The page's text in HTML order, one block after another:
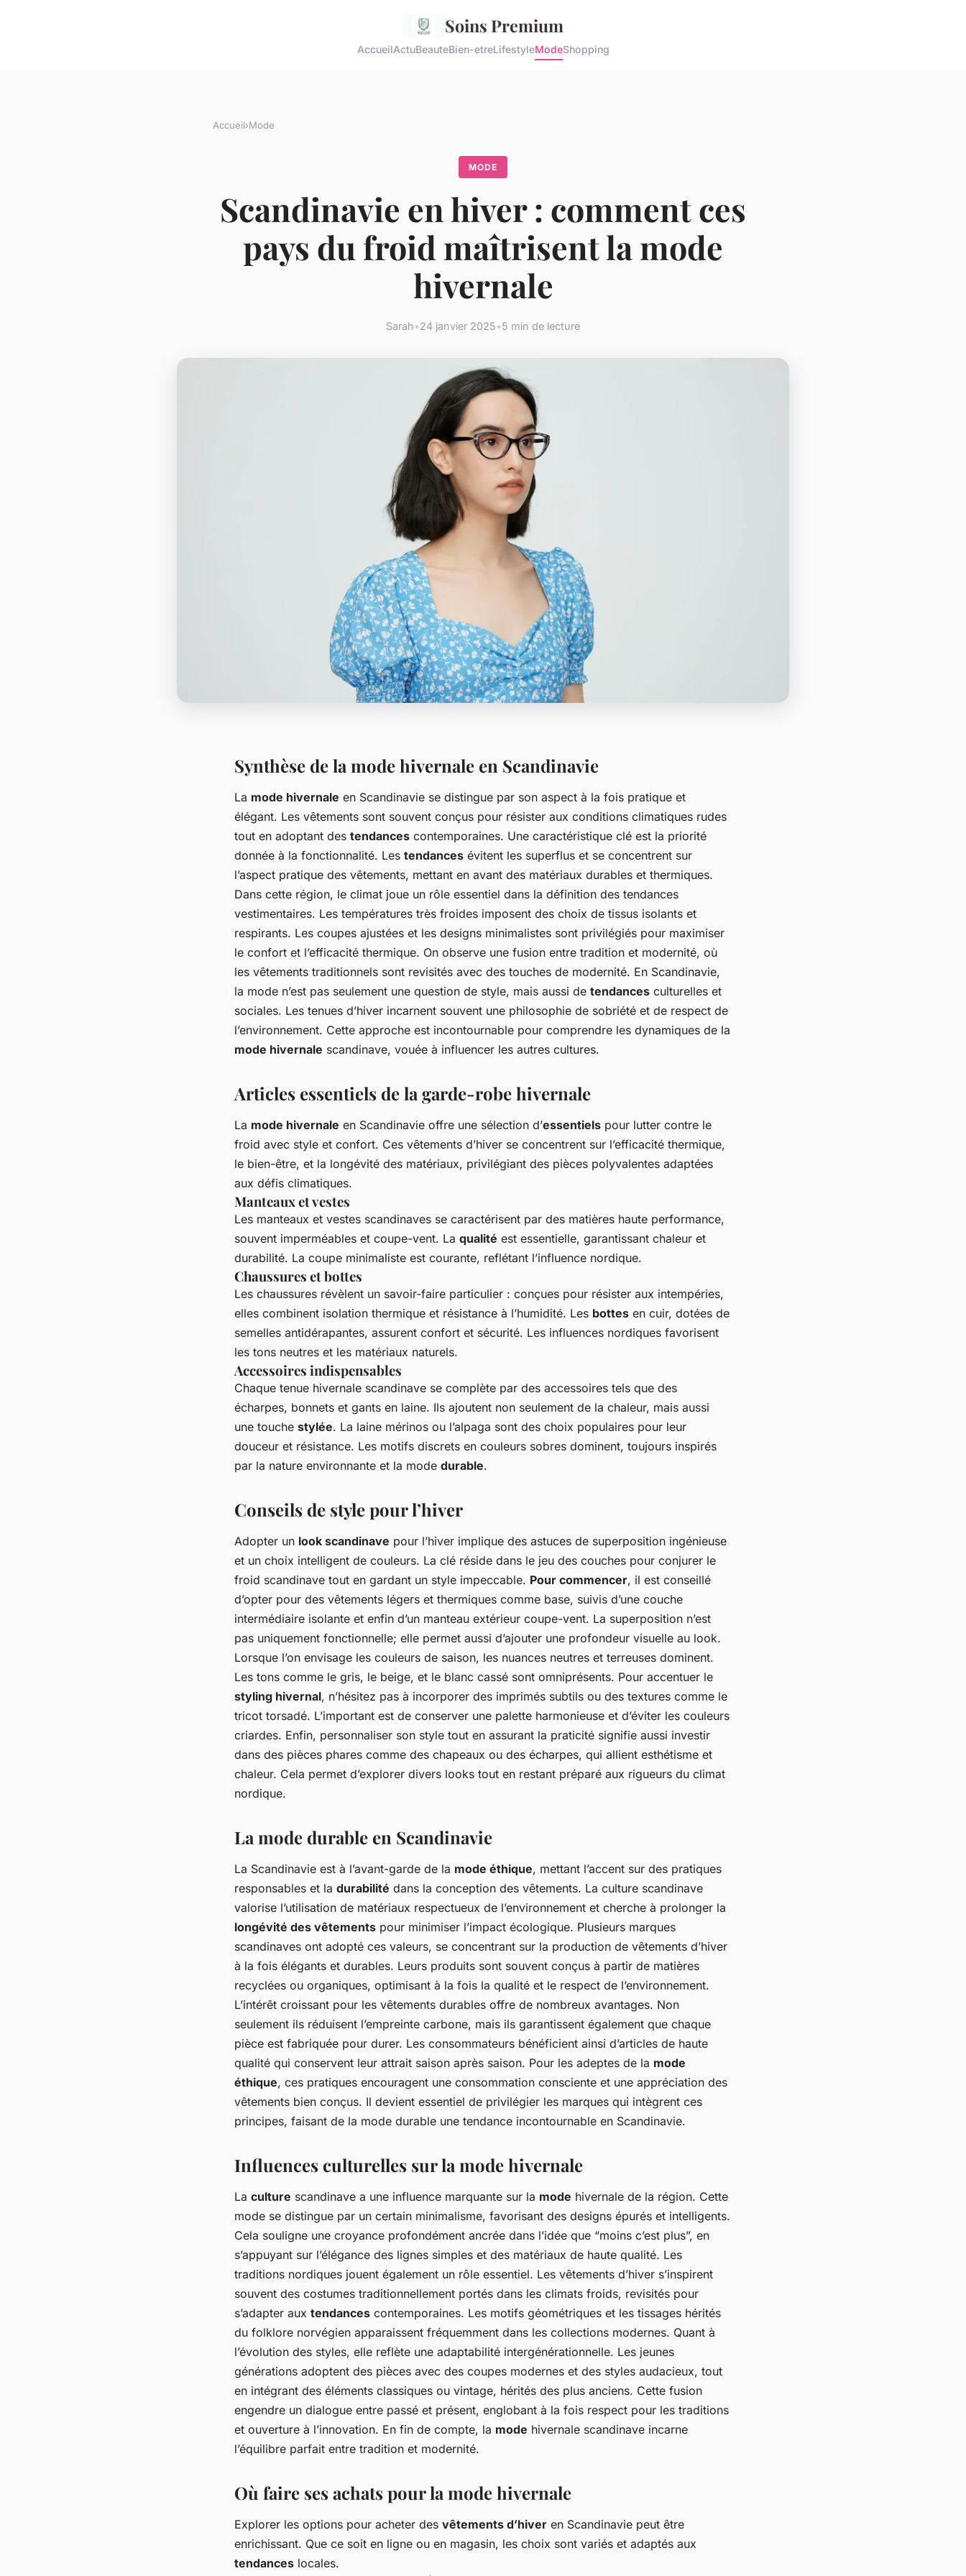
Soins Premium
AccueilActuBeauteBien-etreLifestyleModeShopping
Accueil›Mode
MODE
Scandinavie en hiver : comment ces
pays du froid maîtrisent la mode
hivernale
Sarah•24 janvier 2025•5 min de lecture
Synthèse de la mode hivernale en Scandinavie
La mode hivernale en Scandinavie se distingue par son aspect à la fois pratique et
élégant. Les vêtements sont souvent conçus pour résister aux conditions climatiques rudes
tout en adoptant des tendances contemporaines. Une caractéristique clé est la priorité
donnée à la fonctionnalité. Les tendances évitent les superflus et se concentrent sur
l’aspect pratique des vêtements, mettant en avant des matériaux durables et thermiques.
Dans cette région, le climat joue un rôle essentiel dans la définition des tendances
vestimentaires. Les températures très froides imposent des choix de tissus isolants et
respirants. Les coupes ajustées et les designs minimalistes sont privilégiés pour maximiser
le confort et l’efficacité thermique. On observe une fusion entre tradition et modernité, où
les vêtements traditionnels sont revisités avec des touches de modernité. En Scandinavie,
la mode n’est pas seulement une question de style, mais aussi de tendances culturelles et
sociales. Les tenues d’hiver incarnent souvent une philosophie de sobriété et de respect de
l’environnement. Cette approche est incontournable pour comprendre les dynamiques de la
mode hivernale scandinave, vouée à influencer les autres cultures.
Articles essentiels de la garde-robe hivernale
La mode hivernale en Scandinavie offre une sélection d’essentiels pour lutter contre le
froid avec style et confort. Ces vêtements d’hiver se concentrent sur l’efficacité thermique,
le bien-être, et la longévité des matériaux, privilégiant des pièces polyvalentes adaptées
aux défis climatiques.
Manteaux et vestes
Les manteaux et vestes scandinaves se caractérisent par des matières haute performance,
souvent imperméables et coupe-vent. La qualité est essentielle, garantissant chaleur et
durabilité. La coupe minimaliste est courante, reflétant l’influence nordique.
Chaussures et bottes
Les chaussures révèlent un savoir-faire particulier : conçues pour résister aux intempéries,
elles combinent isolation thermique et résistance à l’humidité. Les bottes en cuir, dotées de
semelles antidérapantes, assurent confort et sécurité. Les influences nordiques favorisent
les tons neutres et les matériaux naturels.
Accessoires indispensables
Chaque tenue hivernale scandinave se complète par des accessoires tels que des
écharpes, bonnets et gants en laine. Ils ajoutent non seulement de la chaleur, mais aussi
une touche stylée. La laine mérinos ou l’alpaga sont des choix populaires pour leur
douceur et résistance. Les motifs discrets en couleurs sobres dominent, toujours inspirés
par la nature environnante et la mode durable.
Conseils de style pour l’hiver
Adopter un look scandinave pour l’hiver implique des astuces de superposition ingénieuse
et un choix intelligent de couleurs. La clé réside dans le jeu des couches pour conjurer le
froid scandinave tout en gardant un style impeccable. Pour commencer, il est conseillé
d’opter pour des vêtements légers et thermiques comme base, suivis d’une couche
intermédiaire isolante et enfin d’un manteau extérieur coupe-vent. La superposition n’est
pas uniquement fonctionnelle; elle permet aussi d’ajouter une profondeur visuelle au look.
Lorsque l’on envisage les couleurs de saison, les nuances neutres et terreuses dominent.
Les tons comme le gris, le beige, et le blanc cassé sont omniprésents. Pour accentuer le
styling hivernal, n’hésitez pas à incorporer des imprimés subtils ou des textures comme le
tricot torsadé. L’important est de conserver une palette harmonieuse et d’éviter les couleurs
criardes. Enfin, personnaliser son style tout en assurant la praticité signifie aussi investir
dans des pièces phares comme des chapeaux ou des écharpes, qui allient esthétisme et
chaleur. Cela permet d’explorer divers looks tout en restant préparé aux rigueurs du climat
nordique.
La mode durable en Scandinavie
La Scandinavie est à l’avant-garde de la mode éthique, mettant l’accent sur des pratiques
responsables et la durabilité dans la conception des vêtements. La culture scandinave
valorise l’utilisation de matériaux respectueux de l’environnement et cherche à prolonger la
longévité des vêtements pour minimiser l’impact écologique. Plusieurs marques
scandinaves ont adopté ces valeurs, se concentrant sur la production de vêtements d’hiver
à la fois élégants et durables. Leurs produits sont souvent conçus à partir de matières
recyclées ou organiques, optimisant à la fois la qualité et le respect de l’environnement.
L’intérêt croissant pour les vêtements durables offre de nombreux avantages. Non
seulement ils réduisent l’empreinte carbone, mais ils garantissent également que chaque
pièce est fabriquée pour durer. Les consommateurs bénéficient ainsi d’articles de haute
qualité qui conservent leur attrait saison après saison. Pour les adeptes de la mode
éthique, ces pratiques encouragent une consommation consciente et une appréciation des
vêtements bien conçus. Il devient essentiel de privilégier les marques qui intègrent ces
principes, faisant de la mode durable une tendance incontournable en Scandinavie.
Influences culturelles sur la mode hivernale
La culture scandinave a une influence marquante sur la mode hivernale de la région. Cette
mode se distingue par un certain minimalisme, favorisant des designs épurés et intelligents.
Cela souligne une croyance profondément ancrée dans l’idée que “moins c’est plus”, en
s’appuyant sur l’élégance des lignes simples et des matériaux de haute qualité. Les
traditions nordiques jouent également un rôle essentiel. Les vêtements d’hiver s’inspirent
souvent des costumes traditionnellement portés dans les climats froids, revisités pour
s’adapter aux tendances contemporaines. Les motifs géométriques et les tissages hérités
du folklore norvégien apparaissent fréquemment dans les collections modernes. Quant à
l’évolution des styles, elle reflète une adaptabilité intergénérationnelle. Les jeunes
générations adoptent des pièces avec des coupes modernes et des styles audacieux, tout
en intégrant des éléments classiques ou vintage, hérités des plus anciens. Cette fusion
engendre un dialogue entre passé et présent, englobant à la fois respect pour les traditions
et ouverture à l’innovation. En fin de compte, la mode hivernale scandinave incarne
l’équilibre parfait entre tradition et modernité.
Où faire ses achats pour la mode hivernale
Explorer les options pour acheter des vêtements d’hiver en Scandinavie peut être
enrichissant. Que ce soit en ligne ou en magasin, les choix sont variés et adaptés aux
tendances locales.